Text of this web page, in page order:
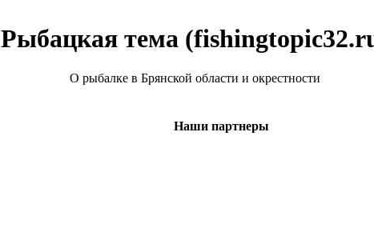
Рыбацкая тема
О рыбалке в Брянской области и окрестности
Наши партнеры